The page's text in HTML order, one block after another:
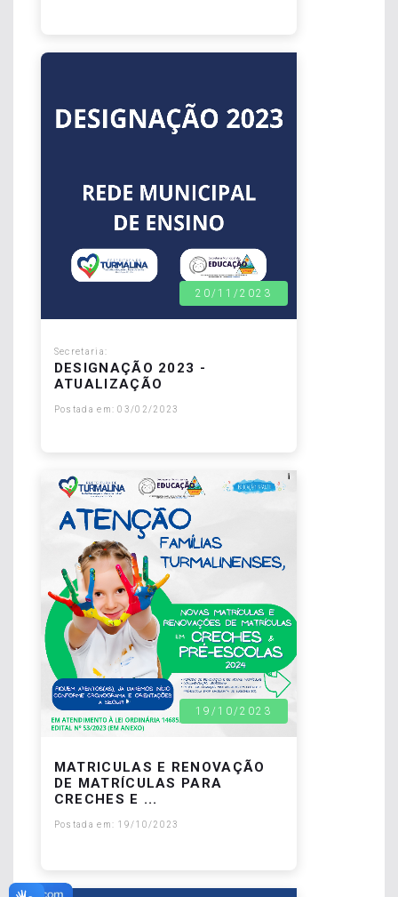
20/11/2023
Secretaria:
DESIGNAÇÃO 2023 -
ATUALIZAÇÃO
Postada em: 03/02/2023
19/10/2023
MATRICULAS E RENOVAÇÃO
DE MATRÍCULAS PARA
CRECHES E ...
Postada em: 19/10/2023